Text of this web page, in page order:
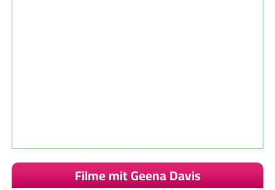
Filme mit Geena Davis